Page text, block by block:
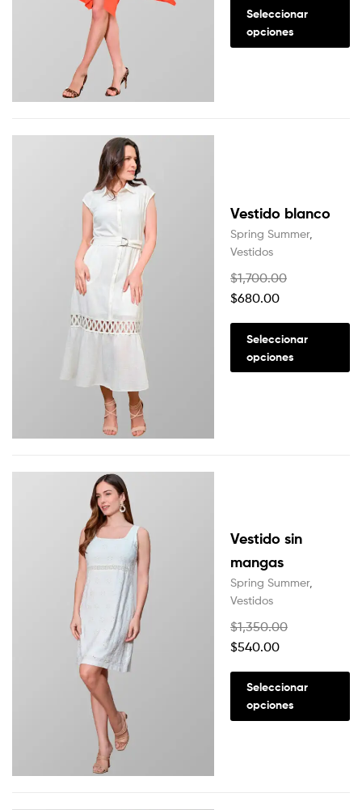
Seleccionar
opciones
Vestido blanco
Spring Summer,
Vestidos
$1,700.00
$680.00
Seleccionar
opciones
Vestido sin
mangas
Spring Summer,
Vestidos
$1,350.00
$540.00
Seleccionar
opciones